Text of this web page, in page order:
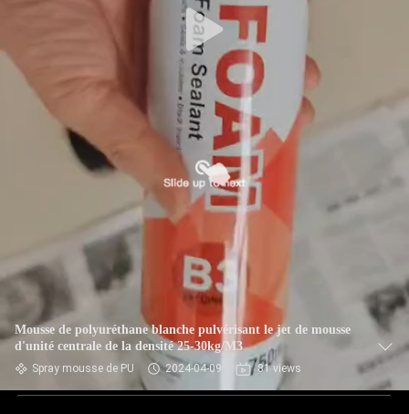
Mousse de polyuréthane blanche pulvérisant le jet de mousse
d'unité centrale de la densité 25-30kg/M3
Spray mousse de PU 2024-04-09 81 views